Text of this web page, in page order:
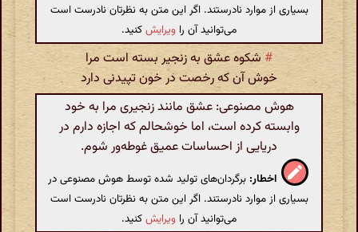
بسیاری از موارد نادرستند. اگر این متن به نظرتان نادرست است
می‌توانید آن را ویرایشکنید.
# شکوه عشق به زنجیر بسته است مرا
خوش آن که رخصت در خون تپیدنی دارد
هوش مصنوعی: عشق مانند زنجیری مرا به خود
وابسته کرده است، اما خوشحالم که اجازه دارم در
دریایی از احساسات عمیق غوطه‌ور شوم.
اخطار: برگردان‌های تولید شده توسط هوش مصنوعی در
بسیاری از موارد نادرستند. اگر این متن به نظرتان نادرست است
می‌توانید آن را ویرایشکنید.